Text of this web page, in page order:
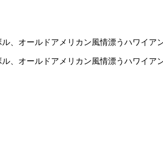
、オールドアメリカン風情漂うハワイア
、オールドアメリカン風情漂うハワイ